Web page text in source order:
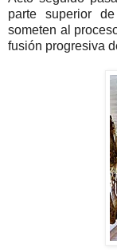
parte superior
someten al
fusión progresiva